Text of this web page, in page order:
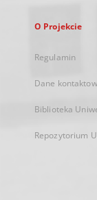
O Projekcie
Regulamin
Dane
Biblioteka
Repozytorium